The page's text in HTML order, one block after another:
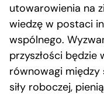
utowarowienia na
wiedzę w postaci
wspólnego.
przyszłości będzie
równowagi między
siły roboczej,